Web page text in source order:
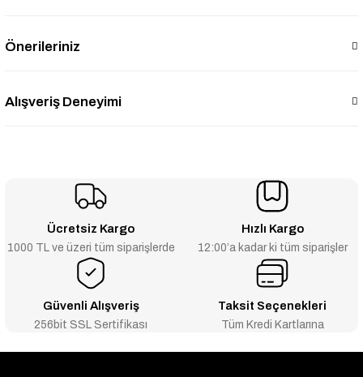
Önerileriniz
Alışveriş Deneyimi
Ücretsiz Kargo
1000 TL ve üzeri tüm siparişlerde
Hızlı Kargo
12:00’a kadar ki tüm siparişler
Güvenli Alışveriş
256bit SSL Sertifikası
Taksit Seçenekleri
Tüm Kredi Kartlarına